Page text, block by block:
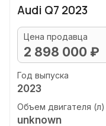
Audi Q7 2023
Цена продавца
2 898 000 ₽
Год выпуска
2023
Объем двигателя (л)
unknown